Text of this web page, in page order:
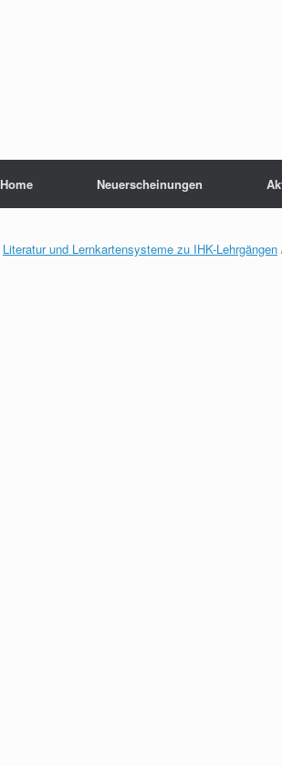
Home Neuerscheinungen
Literatur und Lernkartensysteme zu IHK-Lehrgängen